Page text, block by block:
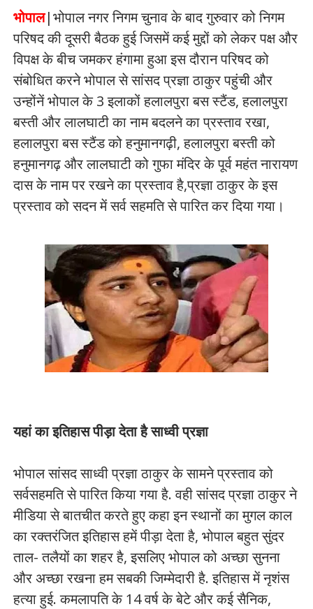
भोपाल|भोपाल नगर निगम चुनाव के बाद गुरुवार को निगम
परिषद की दूसरी बैठक हुई जिसमें कई मुद्दों को लेकर पक्ष और
विपक्ष के बीच जमकर हंगामा हुआ इस दौरान परिषद को
संबोधित करने भोपाल से सांसद प्रज्ञा ठाकुर पहुंची और
उन्होंनें भोपाल के 3 इलाकों हलालपुरा बस स्टैंड, हलालपुरा
बस्ती और लालघाटी का नाम बदलने का प्रस्ताव रखा,
हलालपुरा बस स्टैंड को हनुमानगढ़ी, हलालपुरा बस्ती को
हनुमानगढ़ और लालघाटी को गुफा मंदिर के पूर्व महंत नारायण
दास के नाम पर रखने का प्रस्ताव है,प्रज्ञा ठाकुर के इस
प्रस्ताव को सदन में सर्व सहमति से पारित कर दिया गया।
यहां का इतिहास पीड़ा देता है साध्वी प्रज्ञा
भोपाल सांसद साध्वी प्रज्ञा ठाकुर के सामने प्रस्ताव को
सर्वसहमति से पारित किया गया है. वही सांसद प्रज्ञा ठाकुर ने
मीडिया से बातचीत करते हुए कहा इन स्थानों का मुगल काल
का रक्तरंजित इतिहास हमें पीड़ा देता है, भोपाल बहुत सुंदर
ताल- तलैयों का शहर है, इसलिए भोपाल को अच्छा सुनना
और अच्छा रखना हम सबकी जिम्मेदारी है. इतिहास में नृशंस
हत्या हुई. कमलापति के 14 वर्ष के बेटे और कई सैनिक,